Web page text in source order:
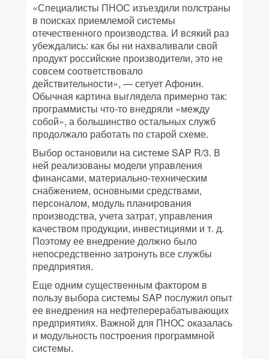
«Специалисты ПНОС изъездили полстраны
в поисках приемлемой системы
отечественного производства. И всякий раз
убеждались: как бы ни нахваливали свой
продукт российские производители, это не
совсем соответствовало
действительности», — сетует Афонин.
Обычная картина выглядела примерно так:
программисты что-то внедряли «между
собой», а большинство остальных служб
продолжало работать по старой схеме.
Выбор остановили на системе SAP R/3. В
ней реализованы модели управления
финансами, материально-техническим
снабжением, основными средствами,
персоналом, модуль планирования
производства, учета затрат, управления
качеством продукции, инвестициями и т. д.
Поэтому ее внедрение должно было
непосредственно затронуть все службы
предприятия.
Еще одним существенным фактором в
пользу выбора системы SAP послужил опыт
ее внедрения на нефтеперерабатывающих
предприятиях. Важной для ПНОС оказалась
и модульность построения программной
системы.